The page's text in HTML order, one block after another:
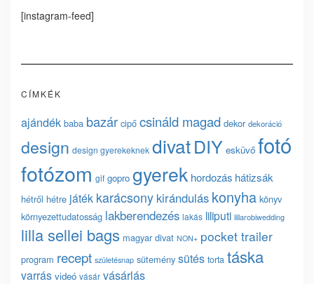
[instagram-feed]
CÍMKÉK
ajándék baba bazár cipő csináld magad dekor dekoráció
design design gyerekeknek divatDIY esküvő fotó
fotózom gif gopro gyerek hordozás hátizsák
hétről hétre játék karácsony kirándulás konyha könyv
környezettudatosság lakberendezés lakás liliputi lillarobiwedding
lilla sellei bags magyar divat NON+ pocket trailer
program recept születésnap sütemény sütés torta táska
varrás videó vásár vásárlás